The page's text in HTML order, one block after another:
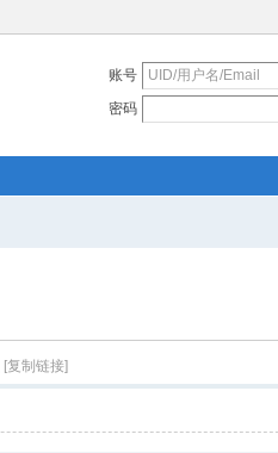
账号
密码
[复制链接]